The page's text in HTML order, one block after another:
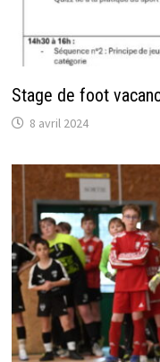
Stage de foot
8 avril 2024